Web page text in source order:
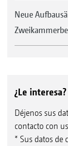
Neue
¿Le interesa?
Déjenos sus
contacto con
* Sus datos de